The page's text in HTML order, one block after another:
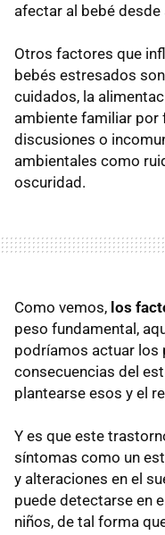
afectar al bebé
Otros factores que
bebés estresados
cuidados, la
ambiente familiar por
discusiones o
ambientales como
oscuridad.
Como vemos, los
peso fundamental,
podríamos actuar los
consecuencias del
plantearse esos y el
Y es que este
síntomas como un
y alteraciones en el
puede detectarse en
niños, de tal forma